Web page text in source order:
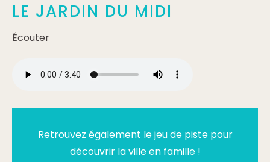
LE JARDIN DU MIDI
Écouter
Retrouvez également lejeu de pistepour
découvrir la ville en famille !